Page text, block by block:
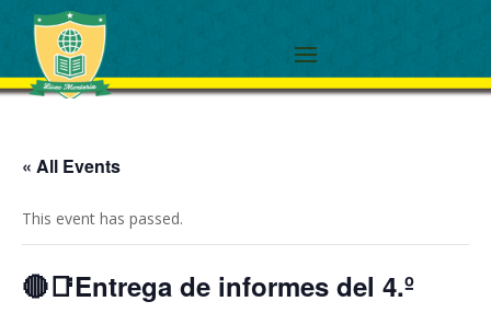
« All Events
This event has passed.
🔴📑Entrega de informes del 4.º